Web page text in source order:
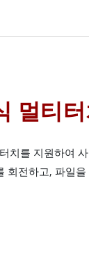
멀티
치를 지원하여
회전하고, 파일